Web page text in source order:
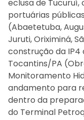
eclusa de Tucuruí,
portuárias
(Abaetetuba,
Juruti, Oriximiná,
construção da IP4
Tocantins/PA
Monitoramento
andamento para
dentro da
do Terminal